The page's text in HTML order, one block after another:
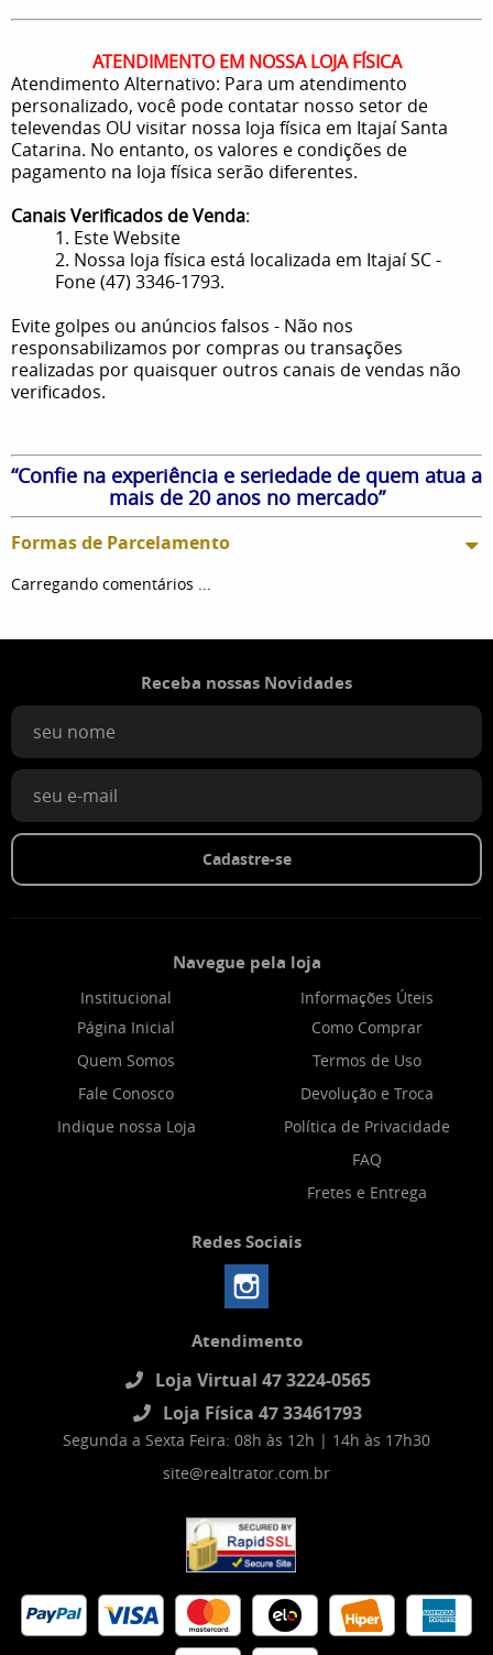
ATENDIMENTO EM NOSSA LOJA FÍSICA
Atendimento Alternativo: Para um atendimento
personalizado, você pode contatar nosso setor de
televendas OU visitar nossa loja física em Itajaí Santa
Catarina. No entanto, os valores e condições de
pagamento na loja física serão diferentes.
Canais Verificados de Venda:
1. Este Website
2. Nossa loja física está localizada em Itajaí SC -
Fone (47) 3346-1793.
Evite golpes ou anúncios falsos - Não nos
responsabilizamos por compras ou transações
realizadas por quaisquer outros canais de vendas não
verificados.
“Confie na experiência e seriedade de quem atua a
mais de 20 anos no mercado”
Formas de Parcelamento
Carregando comentários ...
Receba nossas Novidades
Cadastre-se
Navegue pela loja
Institucional
Página Inicial
Quem Somos
Fale Conosco
Indique nossa Loja
Informações Úteis
Como Comprar
Termos de Uso
Devolução e Troca
Política de Privacidade
FAQ
Fretes e Entrega
Redes Sociais
Atendimento
Loja Virtual 47 3224-0565
Loja Física 47 33461793
Segunda a Sexta Feira: 08h às 12h | 14h às 17h30
site@realtrator.com.br